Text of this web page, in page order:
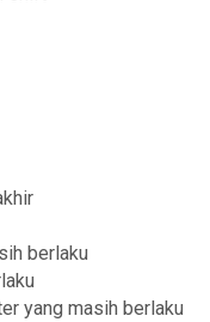
berlaku
yang masih berlaku